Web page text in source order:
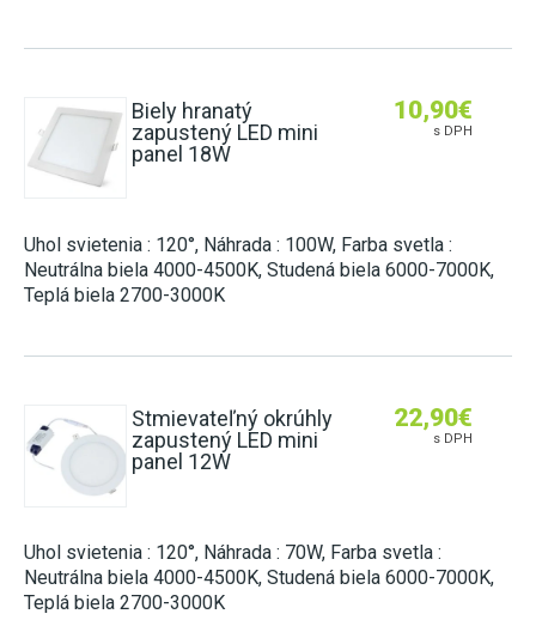
Biely hranatý
zapustený LED mini
panel 18W
10,90€
s DPH
Uhol svietenia : 120°, Náhrada : 100W, Farba svetla :
Neutrálna biela 4000-4500K, Studená biela 6000-7000K,
Teplá biela 2700-3000K
Stmievateľný okrúhly
zapustený LED mini
panel 12W
22,90€
s DPH
Uhol svietenia : 120°, Náhrada : 70W, Farba svetla :
Neutrálna biela 4000-4500K, Studená biela 6000-7000K,
Teplá biela 2700-3000K